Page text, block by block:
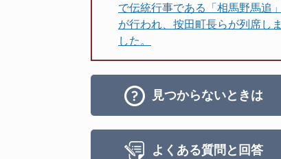
で伝統行事である「相馬野馬追」
が行われ、按田町長らが列席しま
した。
見つからないときは
よくある質問と回答